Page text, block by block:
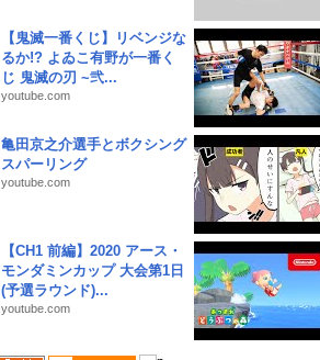
【鬼滅一番くじ】リベンジな
るか!? よゐこ有野が一番く
じ 鬼滅の刃 ~弐...
youtube.com
亀田京之介選手とボクシング
スパーリング
youtube.com
【CH1 前編】2020 アース・
モンダミンカップ 大会第1日
(予選ラウンド)...
youtube.com